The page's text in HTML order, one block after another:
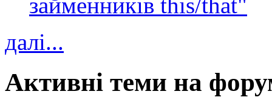
займенників this/that"
далі...
Активні теми на